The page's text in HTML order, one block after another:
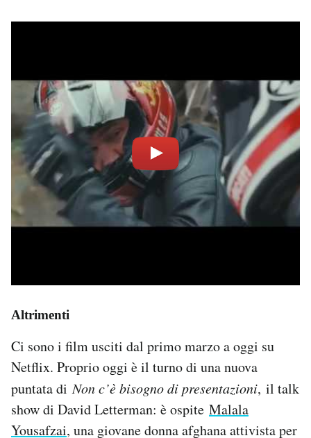
Altrimenti
Ci sono i film usciti dal primo marzo a oggi su
Netflix. Proprio oggi è il turno di una nuova
puntata diNon c’è bisogno di presentazioni, il talk
show di David Letterman: è ospite Malala
Yousafzai, una giovane donna afghana attivista per